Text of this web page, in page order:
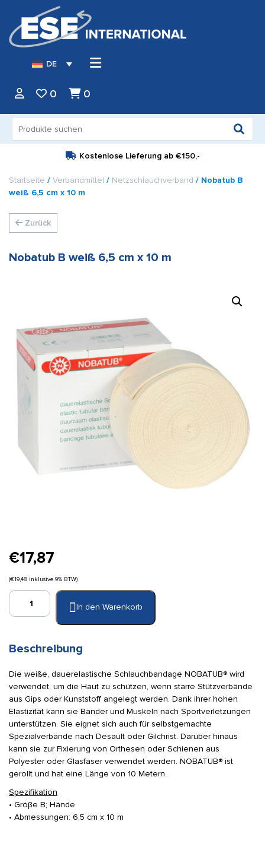
DE
0 0
nach:
Kostenlose Lieferung ab €150,-
Startseite / Verbandmittel / Netzschlauchverband / Nobatub B
weiß 6,5 cm x 10 m
Zurück
Nobatub B weiß 6,5 cm x 10 m
€17,87
(€19,48 inklusive 9% BTW)
Nobatub
cm
10
m
Menge
In den Warenkorb
Beschreibung
Die weiße, dauerelastische Schlauchbandage NOBATUB® wird
verwendet, um die Haut zu schützen, wenn starre Stützverbände
aus Gips oder Kunststoff angelegt werden. Dank ihrer hohen
Elastizität kann sie Bänder und Muskeln nach Sportverletzungen
unterstützen. Sie eignet sich auch für selbstgemachte
Spezialverbände nach Desault oder Gilchrist. Darüber hinaus
kann sie zur Fixierung von Orthesen oder Schienen aus
Polyester oder Glasfaser verwendet werden. NOBATUB® ist
gerollt und hat eine Länge von 10 Metern.
Spezifikation
• Gröβe B; Hände
• Abmessungen: 6,5 cm x 10 m